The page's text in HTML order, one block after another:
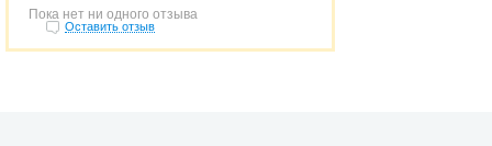
Пока нет ни одного отзыва
Оставить отзыв